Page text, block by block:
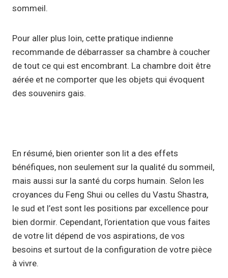
sommeil.
Pour aller plus loin, cette pratique indienne
recommande de débarrasser sa chambre à coucher
de tout ce qui est encombrant. La chambre doit être
aérée et ne comporter que les objets qui évoquent
des souvenirs gais.
En résumé, bien orienter son lit a des effets
bénéfiques, non seulement sur la qualité du sommeil,
mais aussi sur la santé du corps humain. Selon les
croyances du Feng Shui ou celles du Vastu Shastra,
le sud et l’est sont les positions par excellence pour
bien dormir. Cependant, l’orientation que vous faites
de votre lit dépend de vos aspirations, de vos
besoins et surtout de la configuration de votre pièce
à vivre.